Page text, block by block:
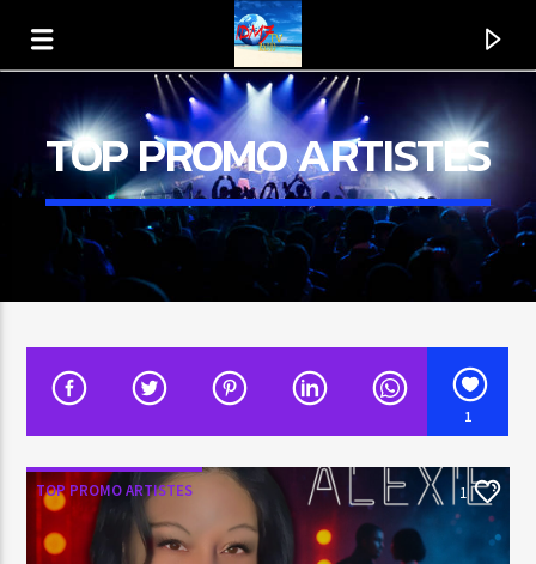
TITRE
ARTISTE
TOP PROMO ARTISTES
1
TOP PROMO ARTISTES 1